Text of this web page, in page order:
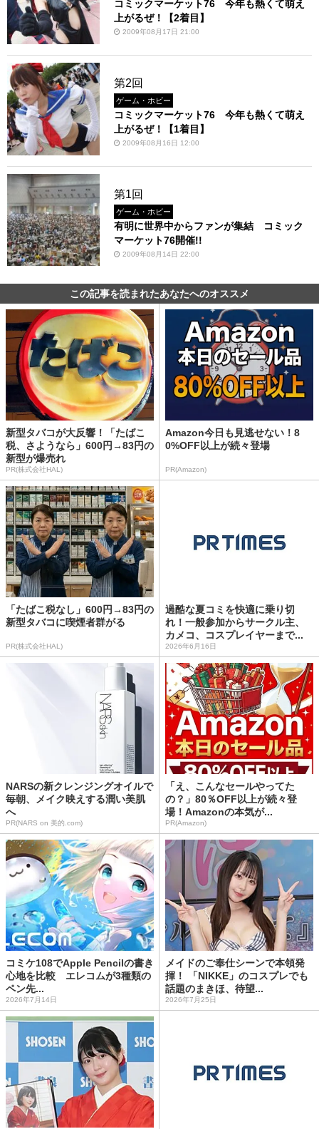
コミックマーケット76 今年も熱くて萌え
上がるぜ！【2着目】
2009年08月17日 21:00
第2回
ゲーム・ホビー
コミックマーケット76 今年も熱くて萌え
上がるぜ！【1着目】
2009年08月16日 12:00
第1回
ゲーム・ホビー
有明に世界中からファンが集結 コミック
マーケット76開催!!
2009年08月14日 22:00
この記事を読まれたあなたへのオススメ
新型タバコが大反響！「たばこ
税、さようなら」600円→83円の
新型が爆売れ
PR(株式会社HAL)
Amazon今日も見逃せない！8
0%OFF以上が続々登場
PR(Amazon)
「たばこ税なし」600円→83円の
新型タバコに喫煙者群がる
PR(株式会社HAL)
過酷な夏コミを快適に乗り切
れ！一般参加からサークル主、
カメコ、コスプレイヤーまで...
2026年6月16日
NARSの新クレンジングオイルで
毎朝、メイク映えする潤い美肌
へ
PR(NARS on 美的.com)
「え、こんなセールやってた
の？」80％OFF以上が続々登
場！Amazonの本気が...
PR(Amazon)
コミケ108でApple Pencilの書き
心地を比較 エレコムが3種類の
ペン先...
2026年7月14日
メイドのご奉仕シーンで本領発
揮！ 「NIKKE」のコスプレでも
話題のまきほ、待望...
2026年7月25日